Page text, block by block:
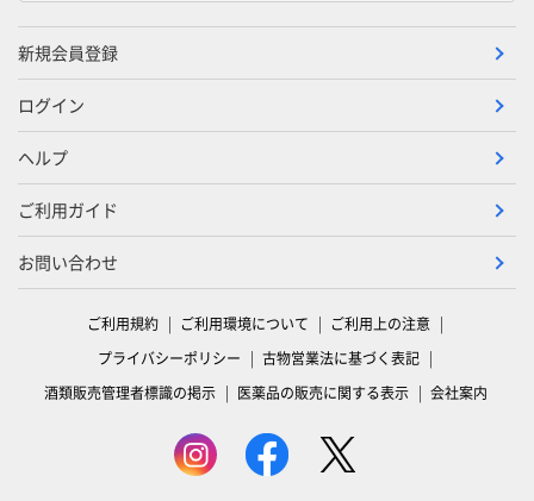
新規会員登録
ログイン
ヘルプ
ご利用ガイド
お問い合わせ
ご利用規約 ご利用環境について
ご利用上の注意
プライバシーポリシー
古物営業法に基づく表記
酒類販売管理者標識の掲示
医薬品の販売に関する表示 会社案内